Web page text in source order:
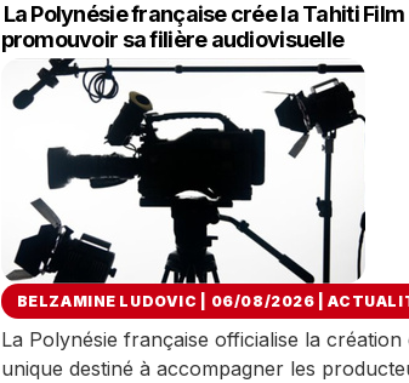
La Polynésie française crée la Tahiti
promouvoir sa filière audiovisuelle
BELZAMINE LUDOVIC | 06/08/2026 |
La Polynésie française officialise la
unique destiné à accompagner les